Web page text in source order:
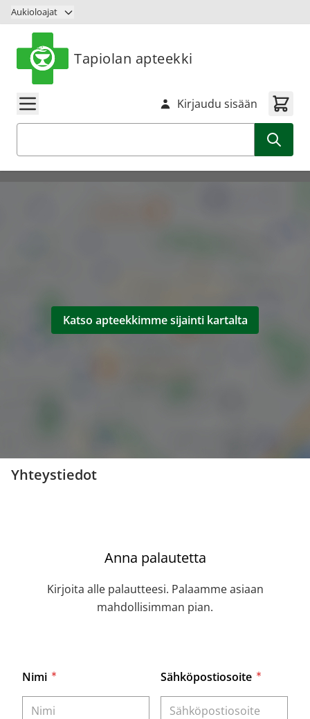
Siirry sisältöön
Aukioloajat
Tapiolan apteekki
Kirjaudu sisään
Katso apteekkimme sijainti kartalta
Yhteystiedot
Anna palautetta
Kirjoita alle palautteesi. Palaamme asiaan
mahdollisimman pian.
Nimi Sähköpostiosoite